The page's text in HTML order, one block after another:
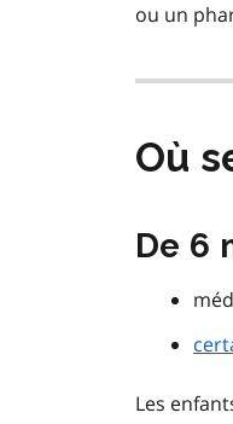
ou un
Où
De 6
Les